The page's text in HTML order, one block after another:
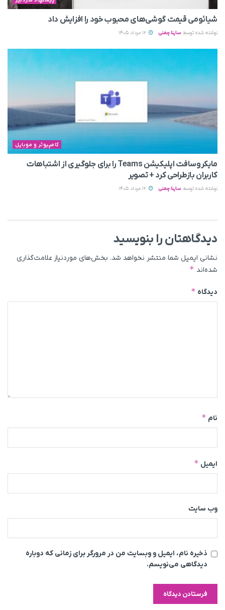
شیائومی قیمت گوشی‌های محبوب خود را افزایش داد
نوشته شده توسط ساینا چمنی
کامپیوتر و موبایل
مایکروسافت اپلیکیشن Teams را برای جلوگیری از اشتباهات
کاربران بازطراحی کرد + تصویر
نوشته شده توسط ساینا چمنی
دیدگاهتان را بنویسید
نشانی ایمیل شما منتشر نخواهد شد. بخش‌های موردنیاز علامت‌گذاری
شده‌اند *
دیدگاه *
نام *
ایمیل *
وب‌ سایت
ذخیره نام، ایمیل و وبسایت من در مرورگر برای زمانی که دوباره
دیدگاهی می‌نویسم.